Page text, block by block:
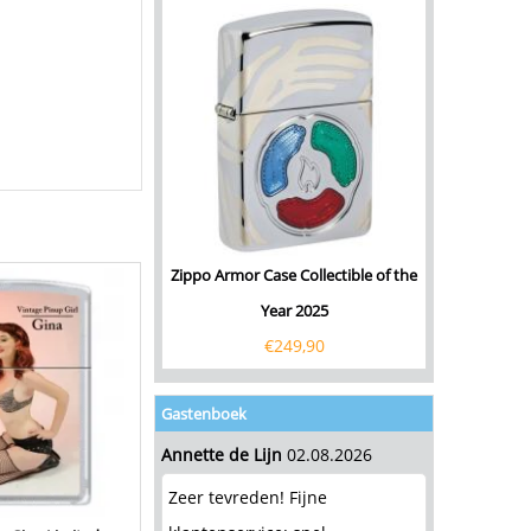
Zippo Armor Case Collectible of the
Year 2025
€249,90
Gastenboek
Annette de Lijn 02.08.2026
Zeer tevreden! Fijne